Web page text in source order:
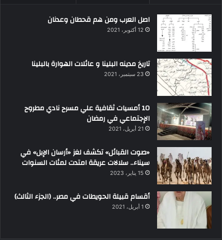
اصل العرب ومن هم قحطان وعدنان
12 أكتوبر، 2021
تاريخ مدينه البلينا و عائلات الهوارة بالبلينا
23 سبتمبر، 2021
10 أمسيات ثقافية علي مسرح نادي مطروح
الإجتماعي في رمضان
21 أبريل، 2021
«صوت القبائل» تكشف لغز «أرسان الإبل» في
سيناء.. سلالات عريقة امتدت لمئات السنوات
15 يناير، 2023
أقسام قبيلة الحويطات في مصر.. (الجزء الثالث)
1 أبريل، 2021